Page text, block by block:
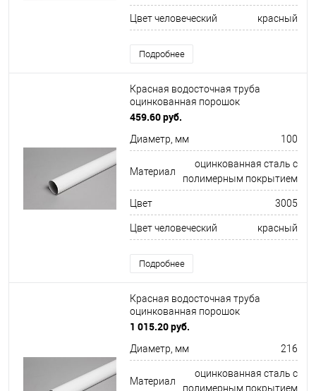
Цвет человеческий красный
Подробнее
Красная водосточная труба
оцинкованная порошок
ф100х1250мм RAL 3005
459.60 руб.
Диаметр, мм 100
Материал
оцинкованная сталь с
полимерным покрытием
Цвет 3005
Цвет человеческий красный
Подробнее
Красная водосточная труба
оцинкованная порошок
ф216х1250мм RAL 3022
1 015.20 руб.
Диаметр, мм 216
Материал
оцинкованная сталь с
полимерным покрытием